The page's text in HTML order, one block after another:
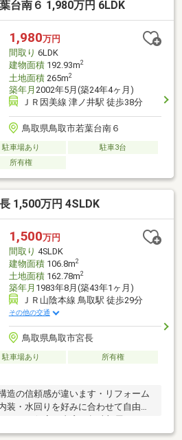
料理や片付けがスムーズに♪・あると
住まいです♪◆◆──────────◆◆
い合わせはお早めに！ TEL【0857-
台南６ 1,980万円 6LDK
1,980万円
間取り 6LDK
建物面積192.93m2
土地面積265m2
築年月 2002年5月(築24年4ヶ月)
ＪＲ因美線 津ノ井駅 徒歩38分
鳥取県鳥取市若葉台南６
駐車場あり
駐車3台
所有権
1,500万円 4SLDK
1,500万円
間取り 4SLDK
建物面積106.8m2
土地面積162.78m2
築年月 1983年8月(築43年1ヶ月)
ＪＲ山陰本線 鳥取駅 徒歩29分
その他の交通
鳥取県鳥取市宮長
駐車場あり
所有権
造の信頼感が違います・リフォーム
装・水回りを好みに合わせて自由に
接道・日当たり・通風に有利・駐車